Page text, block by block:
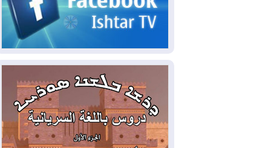
2026-08-05
حرائق فرنسا.. توقيف 402
شخص بينهم 156 قاصرا منذ بداية موسم
الحرائق
2026-08-04سومو: إنتاج النفط في إقليم
كوردستان انخفض إلى أقل من 10%
2026-08-04ملفات حقبة الكاظمي تعود إلى
الواجهة.. أنباء عن مراجعات قضائية
وتحقيقات أوسع في قضايا فساد